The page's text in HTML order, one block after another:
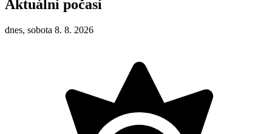
Aktuální počasí
dnes, sobota 8. 8. 2026